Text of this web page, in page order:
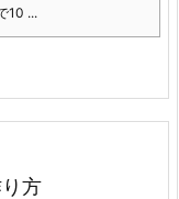
10 ...
方